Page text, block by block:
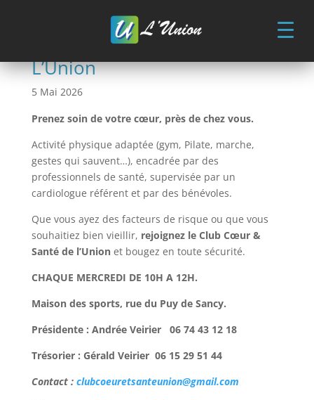
Club Cœur & Santé de
L’Union
5 Mai 2026
Prenez soin de votre cœur, près de chez vous.
Activité physique adaptée (gym, Pilate, marche,
gestes qui sauvent…), encadrée par des
professionnels de santé, supervisée par un
cardiologue référent et par des bénévoles.
Que vous ayez des facteurs de risque ou que vous
souhaitiez bien vieillir, rejoignez le Club Cœur &
Santé de l’Unionet bougez en toute sécurité.
CHAQUE MERCREDI DE 10H A 12H.
Maison des sports, rue du Puy de Sancy.
Présidente : Andrée Veirier 06 74 43 12 18
Trésorier : Gérald Veirier 06 15 29 51 44
Contact : clubcoeuretsanteunion@gmail.com